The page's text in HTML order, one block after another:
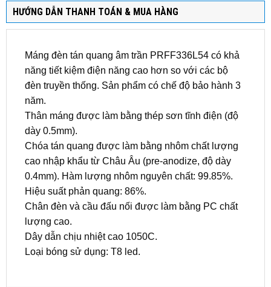
HƯỚNG DẪN THANH TOÁN & MUA HÀNG
Máng đèn tán quang âm trần PRFF336L54 có khả
năng tiết kiệm điện năng cao hơn so với các bộ
đèn truyền thống. Sản phẩm có chế độ bảo hành 3
năm.
Thân máng được làm bằng thép sơn tĩnh điện (độ
dày 0.5mm).
Chóa tán quang được làm bằng nhôm chất lượng
cao nhập khẩu từ Châu Âu (pre-anodize, độ dày
0.4mm). Hàm lượng nhôm nguyên chất: 99.85%.
Hiệu suất phản quang: 86%.
Chân đèn và cầu đấu nối được làm bằng PC chất
lượng cao.
Dây dẫn chịu nhiệt cao 1050C.
Loại bóng sử dụng: T8 led.